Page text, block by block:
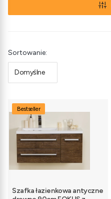
Lista produktów
Sortowanie:
Domyślne
Bestseller
Szafka łazienkowa antyczne